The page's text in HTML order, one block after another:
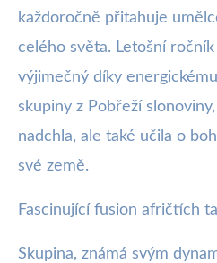
každoročně přitahuje
celého světa. Letošní
výjimečný díky
skupiny z Pobřeží
nadchla, ale také učila o
své země.
Fascinující fusion afričtích
Skupina, známá svým